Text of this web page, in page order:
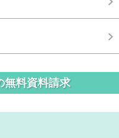
無料資料請求